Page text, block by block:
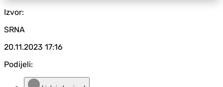
Izvor:
SRNA
20.11.2023 17:16
Podijeli: